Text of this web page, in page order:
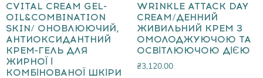
CVITAL CREAM GEL-
OIL&COMBINATION
SKIN/ ОНОВЛЮЮЧИЙ,
АНТИОКСИДАНТНИЙ
КРЕМ-ГЕЛЬ ДЛЯ
ЖИРНОЇ І
КОМБІНОВАНОЇ ШКІРИ
WRINKLE ATTACK DAY
CREAM/ДЕННИЙ
ЖИВИЛЬНИЙ КРЕМ З
ОМОЛОДЖУЮЧОЮ ТА
ОСВІТЛЮЮЧОЮ ДІЄЮ
₴3,120.00